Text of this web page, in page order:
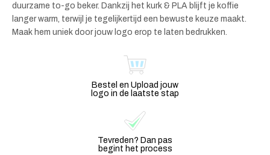
duurzame to-go beker. Dankzij het kurk & PLA blijft je koffie
langer warm, terwijl je tegelijkertijd een bewuste keuze maakt.
Maak hem uniek door jouw logo erop te laten bedrukken.
Bestel en Upload jouw
logo in de laatste stap
Tevreden? Dan pas
begint het process